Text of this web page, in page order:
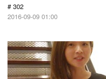
# 302
2016-09-09 01:00